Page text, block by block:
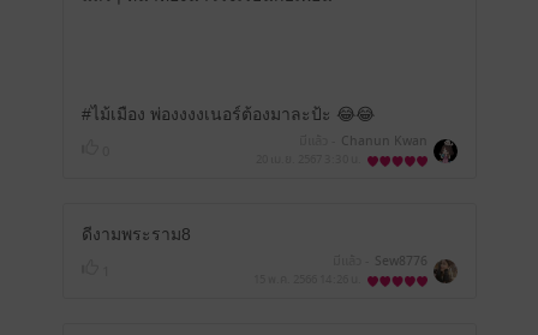
#ไม้เมือง พ่องงงงเนอร์ต้องมาละป้ะ 😂😂
Chanun Kwan
ดีงามพระราม8
Sew8776